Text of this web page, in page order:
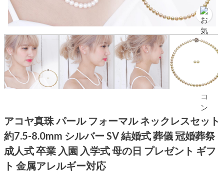
アコヤ真珠 パール フォーマル ネックレスセット
約7.5-8.0mm シルバー SV 結婚式 葬儀 冠婚葬祭
成人式 卒業 入園 入学式 母の日 プレゼント ギフ
ト 金属アレルギー対応